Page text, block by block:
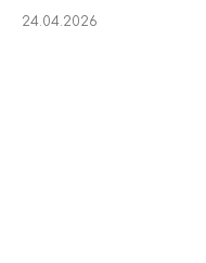
24.04.2026